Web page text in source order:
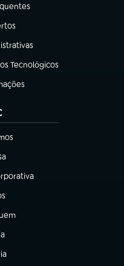
aba)
Tecnológicos
aba)
aba)
nova aba)
nova aba)
aba)
nova aba)
nova aba)